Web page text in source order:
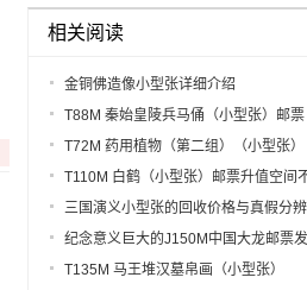
相关阅读
金铜佛造像小型张详细介绍
T88M 秦始皇陵兵马俑（小型张）邮票
T72M 药用植物（第二组）（小型张）
T110M 白鹤（小型张）邮票升值空间
三国演义小型张的回收价格与真假分辨
纪念意义巨大的J150M中国大龙邮票
周年小型张邮票
T135M 马王堆汉墓帛画（小型张）